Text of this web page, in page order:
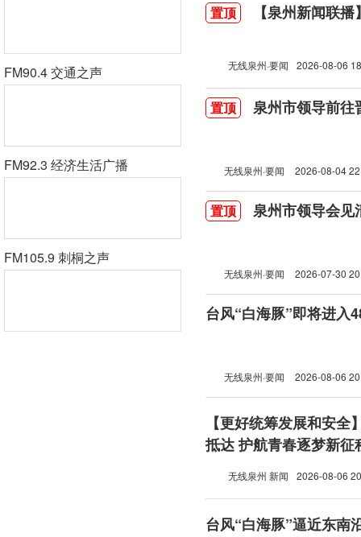
FM90.4 交通之声
FM92.3 经济生活广播
FM105.9 刺桐之声
置顶 【泉州新闻联
无线泉州·要闻 2026-08-06
置顶 泉州市领导前往
无线泉州·要闻 2026-08-04
置顶 泉州市领导会见
无线泉州·要闻 2026-07-30
台风“白海豚”即将进入
无线泉州·要闻 2026-08-06
【更好统筹发展和安全
抵达 护航青春逐梦新征
无线泉州 新闻 2026-08-06
台风“白海豚”逼近东南